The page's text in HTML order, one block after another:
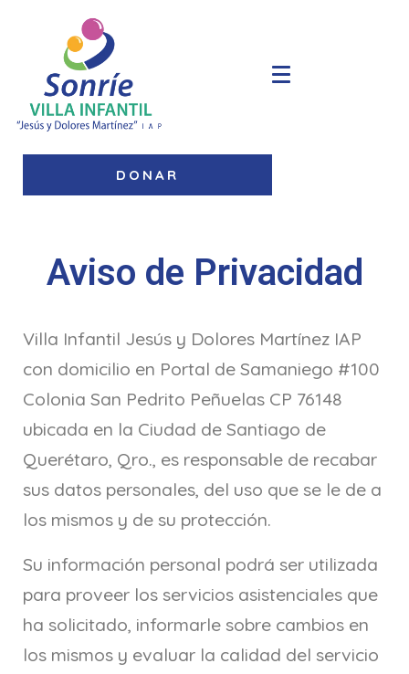
DONAR
Aviso de Privacidad
Villa Infantil Jesús y Dolores Martínez IAP
con domicilio en Portal de Samaniego #100
Colonia San Pedrito Peñuelas CP 76148
ubicada en la Ciudad de Santiago de
Querétaro, Qro., es responsable de recabar
sus datos personales, del uso que se le de a
los mismos y de su protección.
Su información personal podrá ser utilizada
para proveer los servicios asistenciales que
ha solicitado, informarle sobre cambios en
los mismos y evaluar la calidad del servicio